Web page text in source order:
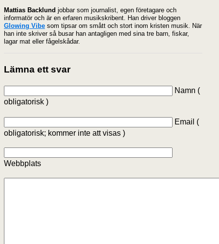
Mattias Backlund jobbar som journalist, egen företagare och
informatör och är en erfaren musikskribent. Han driver bloggen
Glowing Vibe som tipsar om smått och stort inom kristen musik. När
han inte skriver så busar han antagligen med sina tre barn, fiskar,
lagar mat eller fågelskådar.
Lämna ett svar
Namn (
obligatorisk )
Email (
obligatorisk; kommer inte att visas )
Webbplats